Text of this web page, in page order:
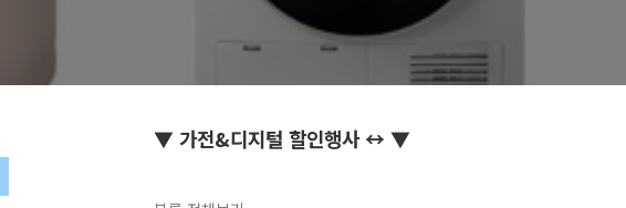
▼ 가전&디지털 할인행사 ↔ ▼